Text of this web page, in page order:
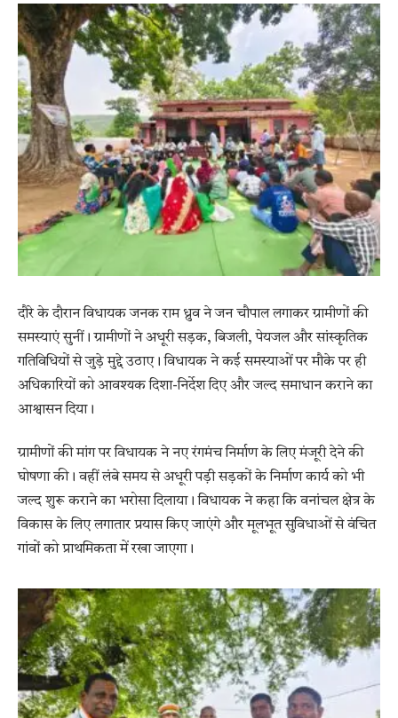
दौरे के दौरान विधायक जनक राम ध्रुव ने जन चौपाल लगाकर ग्रामीणों की
समस्याएं सुनीं। ग्रामीणों ने अधूरी सड़क, बिजली, पेयजल और सांस्कृतिक
गतिविधियों से जुड़े मुद्दे उठाए। विधायक ने कई समस्याओं पर मौके पर ही
अधिकारियों को आवश्यक दिशा-निर्देश दिए और जल्द समाधान कराने का
आश्वासन दिया।
ग्रामीणों की मांग पर विधायक ने नए रंगमंच निर्माण के लिए मंजूरी देने की
घोषणा की। वहीं लंबे समय से अधूरी पड़ी सड़कों के निर्माण कार्य को भी
जल्द शुरू कराने का भरोसा दिलाया। विधायक ने कहा कि वनांचल क्षेत्र के
विकास के लिए लगातार प्रयास किए जाएंगे और मूलभूत सुविधाओं से वंचित
गांवों को प्राथमिकता में रखा जाएगा।